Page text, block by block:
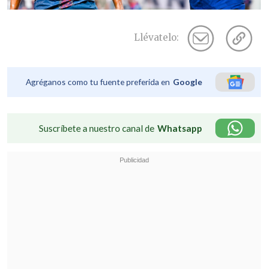
Llévatelo:
Agréganos como tu fuente preferida en Google
Suscríbete a nuestro canal de Whatsapp